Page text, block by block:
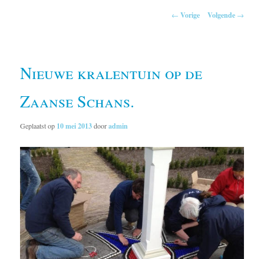
← Vorige Volgende →
Nieuwe kralentuin op de
Zaanse Schans.
Geplaatst op 10 mei 2013dooradmin